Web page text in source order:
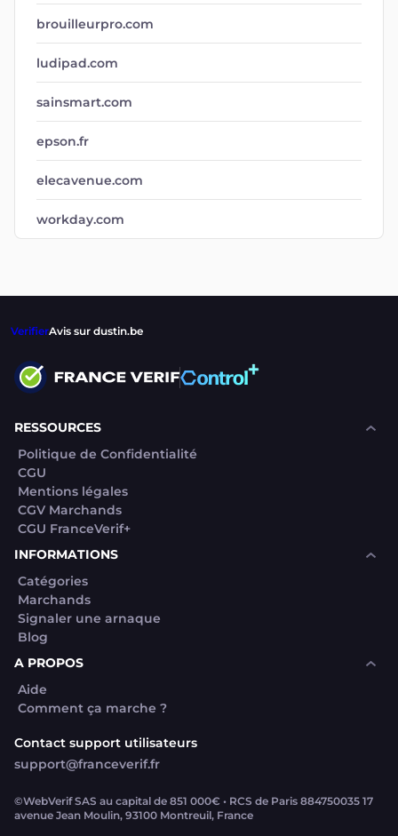
brouilleurpro.com
ludipad.com
sainsmart.com
epson.fr
elecavenue.com
workday.com
VerifierAvis sur dustin.be
RESSOURCES
Politique de Confidentialité
CGU
Mentions légales
CGV Marchands
CGU FranceVerif+
INFORMATIONS
Catégories
Marchands
Signaler une arnaque
Blog
A PROPOS
Aide
Comment ça marche ?
Contact support utilisateurs
support@franceverif.fr
©WebVerif SAS au capital de 851 000€ • RCS de Paris 884750035 17
avenue Jean Moulin, 93100 Montreuil, France